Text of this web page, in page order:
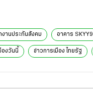
านประกันสังคม อาคาร SKYY9
องวันนี้ ข่าวการเมือง ไทยรัฐ